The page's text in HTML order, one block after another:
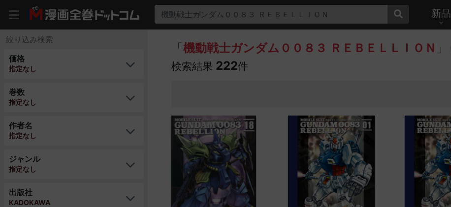
機動戦士ガンダム００８３ ＲＥＢＥＬＬＩＯＮ 新品
絞り込み検索
価格
指定なし
巻数
指定なし
作者名
指定なし
ジャンル
指定なし
出版社
KADOKAWA
「機動戦士ガンダム００８３ ＲＥＢＥＬＬＩＯＮ 」
検索結果 222件